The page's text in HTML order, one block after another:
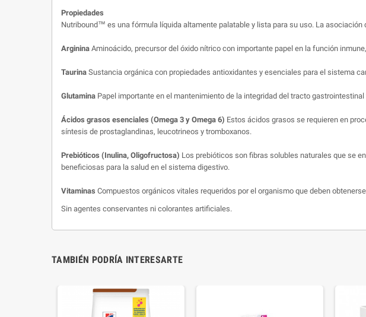
Propiedades
Nutribound™ es una fórmula líquida altamente palatable y lista para su uso. La
Arginina Aminoácido, precursor del óxido nítrico con importante papel en la función
Taurina Sustancia orgánica con propiedades antioxidantes y esenciales para el sistema
Glutamina Papel importante en el mantenimiento de la integridad del tracto
Ácidos grasos esenciales (Omega 3 y Omega 6) Estos ácidos grasos se requieren en
síntesis de prostaglandinas, leucotrineos y tromboxanos.
Prebióticos (Inulina, Oligofructosa) Los prebióticos son fibras solubles naturales que se
beneficiosas para la salud en el sistema digestivo.
Vitaminas Compuestos orgánicos vitales requeridos por el organismo que deben
Sin agentes conservantes ni colorantes artificiales.
TAMBIÉN PODRÍA INTERESARTE